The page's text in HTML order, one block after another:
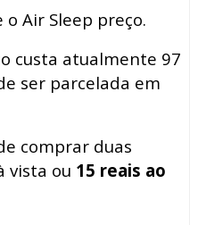
Air Sleep preço.
custa atualmente 97
ser parcelada em
comprar duas
vista ou 15 reais ao